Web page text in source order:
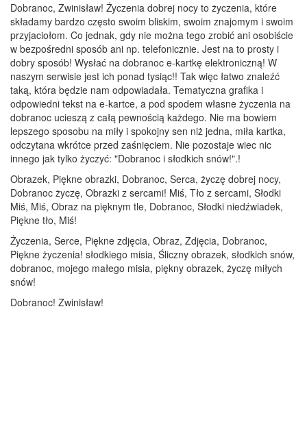
Dobranoc, Zwinisław! Życzenia dobrej nocy to życzenia, które
składamy bardzo często swoim bliskim, swoim znajomym i swoim
przyjaciołom. Co jednak, gdy nie można tego zrobić ani osobiście
w bezpośredni sposób ani np. telefonicznie. Jest na to prosty i
dobry sposób! Wysłać na dobranoc e-kartkę elektroniczną! W
naszym serwisie jest ich ponad tysiąc!! Tak więc łatwo znaleźć
taką, która będzie nam odpowiadała. Tematyczna grafika i
odpowiedni tekst na e-kartce, a pod spodem własne życzenia na
dobranoc ucieszą z całą pewnością każdego. Nie ma bowiem
lepszego sposobu na miły i spokojny sen niż jedna, miła kartka,
odczytana wkrótce przed zaśnięciem. Nie pozostaje wiec nic
innego jak tylko życzyć: "Dobranoc i słodkich snów!".!
Obrazek, Piękne obrazki, Dobranoc, Serca, życzę dobrej nocy,
Dobranoc życzę, Obrazki z sercami! Miś, Tło z sercami, Słodki
Miś, Miś, Obraz na pięknym tle, Dobranoc, Słodki niedźwiadek,
Piękne tło, Miś!
Życzenia, Serce, Piękne zdjęcia, Obraz, Zdjęcia, Dobranoc,
Piękne życzenia! słodkiego misia, Śliczny obrazek, słodkich snów,
dobranoc, mojego małego misia, piękny obrazek, życzę miłych
snów!
Dobranoc! Zwinisław!